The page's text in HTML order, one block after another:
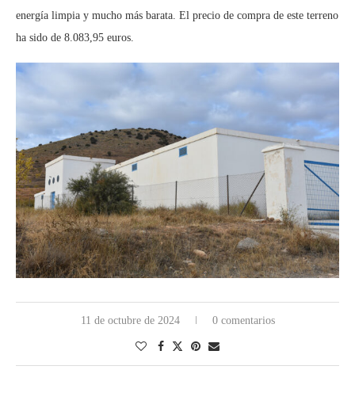
energía limpia y mucho más barata. El precio de compra de este terreno
ha sido de 8.083,95 euros.
11 de octubre de 2024 0 comentarios